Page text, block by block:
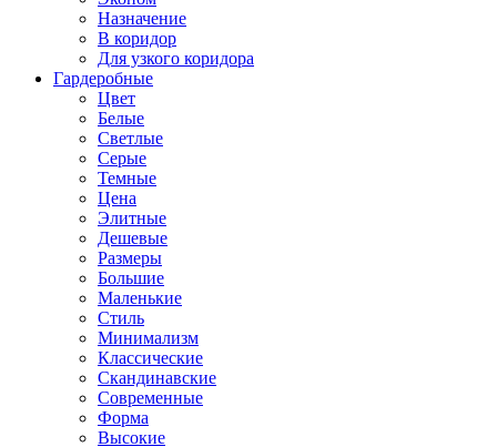
Назначение
В коридор
Для узкого коридора
Гардеробные
Цвет
Белые
Светлые
Серые
Темные
Цена
Элитные
Дешевые
Размеры
Большие
Маленькие
Стиль
Минимализм
Классические
Скандинавские
Современные
Форма
Высокие